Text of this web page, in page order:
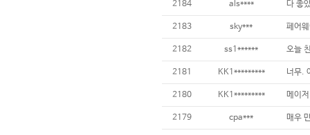
2184 als**** 다 좋
2183 sky***
2182 ss1******
2181 KK1*********
2180 KK1*********
2179 cpa***